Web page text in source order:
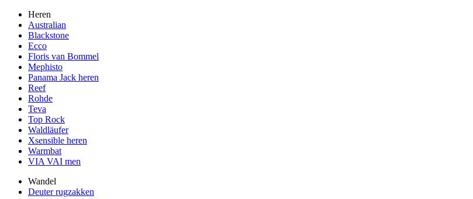
Heren
Australian
Blackstone
Ecco
Floris van Bommel
Mephisto
Panama Jack heren
Reef
Rohde
Teva
Top Rock
Waldläufer
Xsensible heren
Warmbat
VIA VAI men
Wandel
Deuter rugzakken